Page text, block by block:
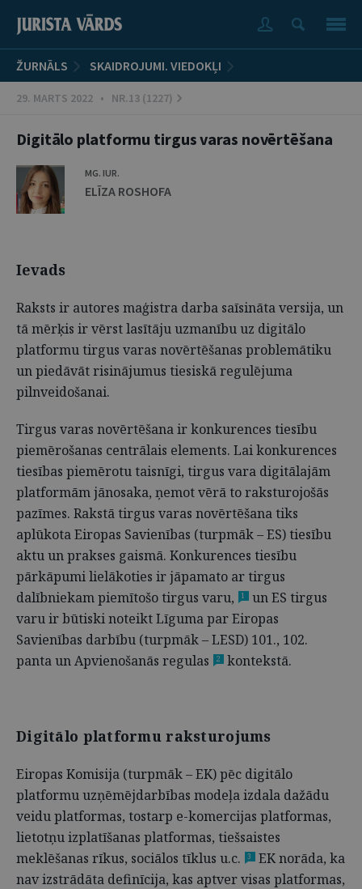
ŽURNĀLS SKAIDROJUMI. VIEDOKĻI
29. MARTS 2022 • NR.13 (1227)
Digitālo platformu tirgus varas novērtēšana
MG. IUR.
ELĪZA ROSHOFA
Ievads
Raksts ir autores maģistra darba saīsināta versija, un
tā mērķis ir vērst lasītāju uzmanību uz digitālo
platformu tirgus varas novērtēšanas problemātiku
un piedāvāt risinājumus tiesiskā regulējuma
pilnveidošanai.
Tirgus varas novērtēšana ir konkurences tiesību
piemērošanas centrālais elements. Lai konkurences
tiesības piemērotu taisnīgi, tirgus vara digitālajām
platformām jānosaka, ņemot vērā to raksturojošās
pazīmes. Rakstā tirgus varas novērtēšana tiks
aplūkota Eiropas Savienības (turpmāk – ES) tiesību
aktu un prakses gaismā. Konkurences tiesību
pārkāpumi lielākoties ir jāpamato ar tirgus
dalībniekam piemītošo tirgus varu,
1
un ES tirgus
varu ir būtiski noteikt Līguma par Eiropas
Savienības darbību (turpmāk – LESD) 101., 102.
panta un Apvienošanās regulas
2 kontekstā.
Digitālo platformu raksturojums
Eiropas Komisija (turpmāk – EK) pēc digitālo
platformu uzņēmējdarbības modeļa izdala dažādu
veidu platformas, tostarp e-komercijas platformas,
lietotņu izplatīšanas platformas, tiešsaistes
meklēšanas rīkus, sociālos tīklus u.c.
3
EK norāda, ka
nav izstrādāta definīcija, kas aptver visas platformas,